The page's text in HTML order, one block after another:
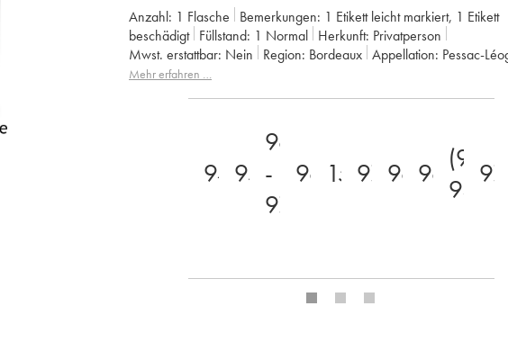
Anzahl: 1 Flasche Bemerkungen: 1 Etikett leicht markiert, 1 Etikett
beschädigt Füllstand: 1 Normal Herkunft:
privatperson
Mwst. erstattbar:
nein Region: Bordeaux Appellation: Pessac-
Eigentümer:
Château Les Carmes Haut-Brion
Mehr erfahren …
94+95
96
-
97
96 15.5
97 96 96 (90-
93) 97